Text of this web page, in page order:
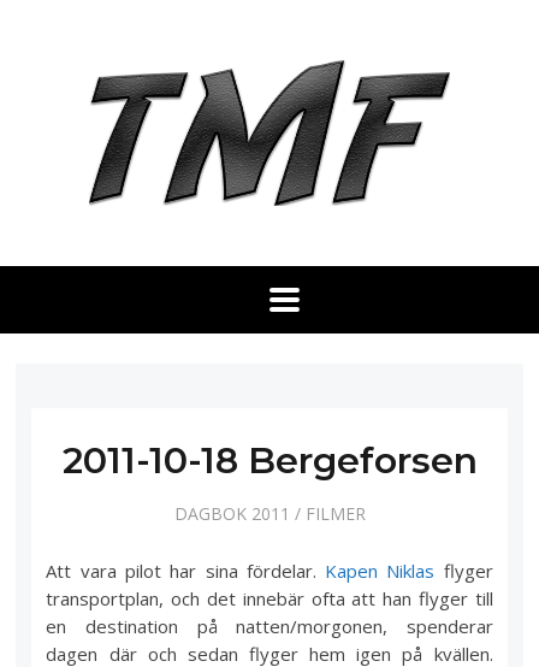
2011-10-18 Bergeforsen
DAGBOK 2011 / FILMER
Att vara pilot har sina fördelar. Kapen Niklas flyger
transportplan, och det innebär ofta att han flyger till
en destination på natten/morgonen, spenderar
dagen där och sedan flyger hem igen på kvällen.